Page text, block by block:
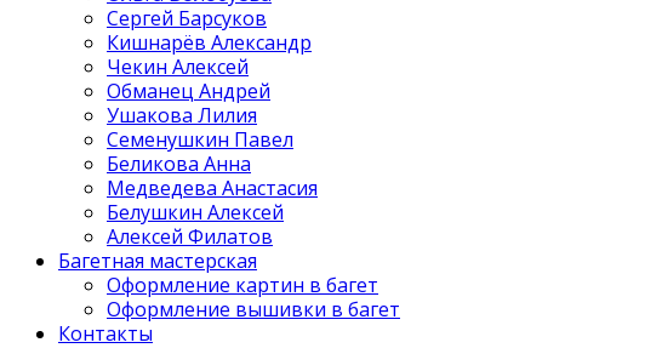
Сергей Барсуков
Кишнарёв Александр
Чекин Алексей
Обманец Андрей
Ушакова Лилия
Семенушкин Павел
Беликова Анна
Медведева Анастасия
Белушкин Алексей
Алексей Филатов
Багетная мастерская
Оформление картин в багет
Оформление вышивки в багет
Контакты